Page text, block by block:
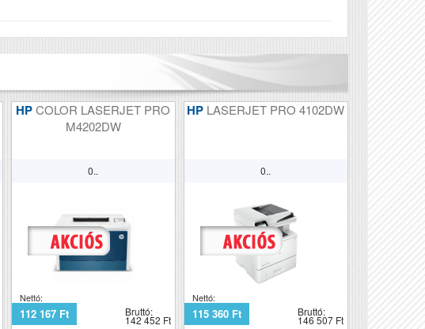
HPCOLOR LASERJET PRO
M4202DW
0..
Nettó:
112 167 Ft Bruttó:
142 452 Ft
HP LASERJET PRO 4102DW
0..
Nettó:
115 360 Ft Bruttó:
146 507 Ft